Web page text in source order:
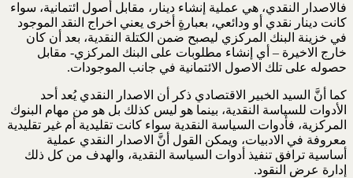
فالاصدار النقدي، هي عملية إنشاء دينار، مقابل أصول ائتمانية، سواء
كانت دينار نقدي أو ودائعي، بعبارةٍ أخرى يعني اخراج النقد الموجود
في خزينة البنك المركزي ليصبح ضمن الكتلة النقدية، بعد أن كان
خارج الاخيرة – أي إنشاء مطلوبات على البنك المركزي- مقابل
حصوله على تلك الاصول الائتمانية في جانب الموجودات.
كما أنَّ السيد الخبير الاقتصادي ذكر أن الاصدار النقدي يُعد أحد
الأدوات للسياسة النقدية، بينما هو ليس كذلك بل هو من مهام البنوك
المركزية، فأدوات السياسة النقدية سواء كانت تقليدية أم غير تقليدية
معروفة في الادبيات، ويمكن القول أنَّ الاصدار النقدي عملية
أساسية ترافق تنفيذ أدوات السياسة النقدية، والهدف من كل ذلك
إدارة عرض النقود.